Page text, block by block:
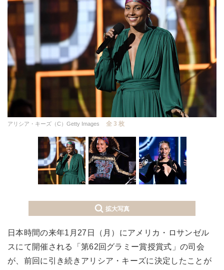
アリシア・キーズ（C）Getty Images 全 3 枚
拡大写真
日本時間の来年1月27日（月）にアメリカ・ロサンゼル
スにて開催される「第62回グラミー賞授賞式」の司会
が、前回に引き続きアリシア・キーズに決定したことが